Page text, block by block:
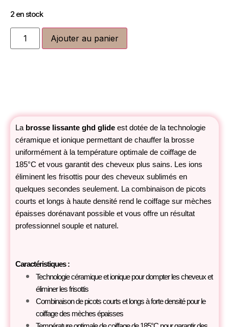
2 en stock
Ajouter au panier
La brosse lissante ghd glide est dotée de la technologie
céramique et ionique permettant de chauffer la brosse
uniformément à la température optimale de coiffage de
185°C et vous garantit des cheveux plus sains. Les ions
éliminent les frisottis pour des cheveux sublimés en
quelques secondes seulement. La combinaison de picots
courts et longs à haute densité rend le coiffage sur mèches
épaisses dorénavant possible et vous offre un résultat
professionnel souple et naturel.
Caractéristiques :
Technologie céramique et ionique pour dompter les cheveux et
éliminer les frisottis
Combinaison de picots courts et longs à forte densité pour le
coiffage des mèches épaisses